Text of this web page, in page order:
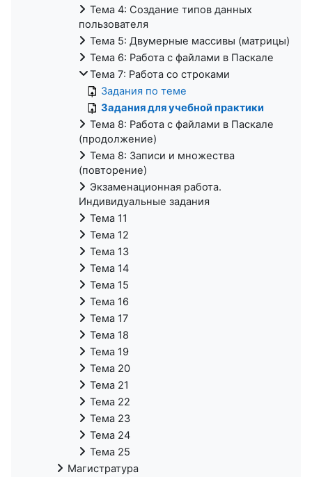
Тема 4: Создание типов данных
пользователя
Тема 5: Двумерные массивы (матрицы)
Тема 6: Работа с файлами в Паскале
Тема 7: Работа со строками
Задания по теме
Задания для учебной практики
Тема 8: Работа с файлами в Паскале
(продолжение)
Тема 8: Записи и множества
(повторение)
Экзаменационная работа.
Индивидуальные задания
Тема 11
Тема 12
Тема 13
Тема 14
Тема 15
Тема 16
Тема 17
Тема 18
Тема 19
Тема 20
Тема 21
Тема 22
Тема 23
Тема 24
Тема 25
Магистратура